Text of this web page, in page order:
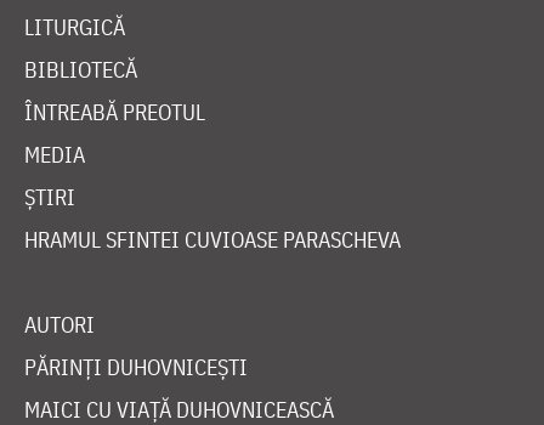
LITURGICĂ
BIBLIOTECĂ
ÎNTREABĂ PREOTUL
MEDIA
ȘTIRI
HRAMUL SFINTEI CUVIOASE PARASCHEVA
AUTORI
PĂRINȚI DUHOVNICEȘTI
MAICI CU VIAȚĂ DUHOVNICEASCĂ